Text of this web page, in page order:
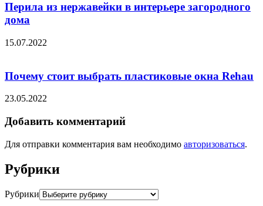
Перила из нержавейки в интерьере загородного
дома
15.07.2022
Почему стоит выбрать пластиковые окна Rehau
23.05.2022
Добавить комментарий
Для отправки комментария вам необходимо авторизоваться.
Рубрики
Рубрики